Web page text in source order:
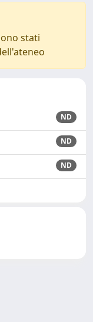
stati
ND
ND
ND